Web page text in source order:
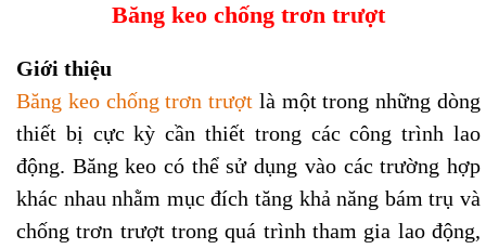
Băng keo chống trơn trượt
Giới thiệu
Băng keo chống trơn trượt là một trong những dòng
thiết bị cực kỳ cần thiết trong các công trình lao
động. Băng keo có thể sử dụng vào các trường hợp
khác nhau nhằm mục đích tăng khả năng bám trụ và
chống trơn trượt trong quá trình tham gia lao động,